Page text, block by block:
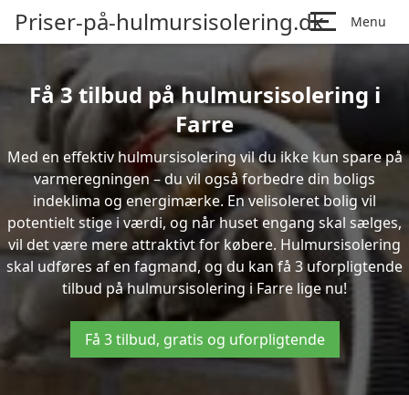
Priser-på-hulmursisolering.dk Menu
Få 3 tilbud på hulmursisolering i
Farre
Med en effektiv hulmursisolering vil du ikke kun spare på
varmeregningen – du vil også forbedre din boligs
indeklima og energimærke. En velisoleret bolig vil
potentielt stige i værdi, og når huset engang skal sælges,
vil det være mere attraktivt for købere. Hulmursisolering
skal udføres af en fagmand, og du kan få 3 uforpligtende
tilbud på hulmursisolering i Farre lige nu!
Få 3 tilbud, gratis og uforpligtende